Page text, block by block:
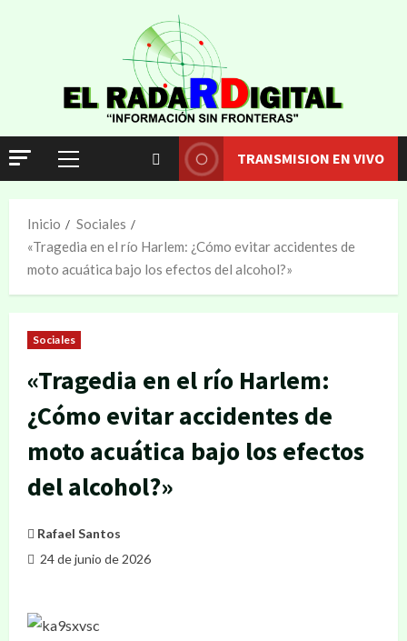
TRANSMISION EN VIVO
Inicio
Sociales
«Tragedia en el río Harlem: ¿Cómo evitar accidentes de
moto acuática bajo los efectos del alcohol?»
Sociales
«Tragedia en el río Harlem:
¿Cómo evitar accidentes de
moto acuática bajo los efectos
del alcohol?»
Rafael Santos
24 de junio de 2026